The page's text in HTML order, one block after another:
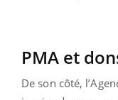
PMA et
De son côté,